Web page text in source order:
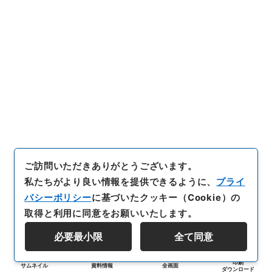
サムネイル 資料情報 全画面
印刷
ダウンロード
ご訪問いただきありがとうございます。
私たちがより良い情報を提供できるように、 プライ
バシーポリシーに基づいたクッキー（Cookie）の
取得と利用に同意をお願いいたします。
必要最小限 全て同意